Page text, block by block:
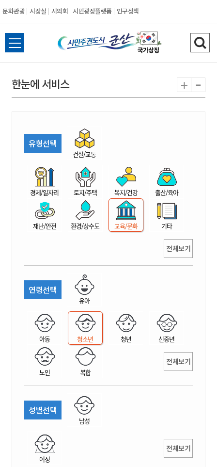
문화관광 시장실 시의회 시민광장플랫폼 인구정책
시
민
권
시
산
전
체
뉴
열
검
색
기
한눈에 서비스 + -
유형선택
건설/교통
경제/일자리 토지/주택 복지/건강 출산/육아
재난/안전 환경/상수도 교육/문화 기타
전체보기
연령선택
유아
아동 청소년 청년 신중년
노인 복합
전체보기
성별선택
남성
여성
전체보기